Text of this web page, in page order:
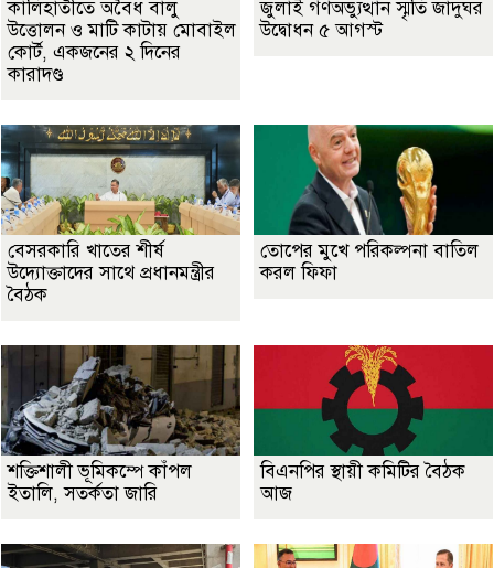
কালিহাতীতে অবৈধ বালু
উত্তোলন ও মাটি কাটায় মোবাইল
কোর্ট, একজনের ২ দিনের
কারাদণ্ড
জুলাই গণঅভ্যুত্থান স্মৃতি জাদুঘর
উদ্বোধন ৫ আগস্ট
বেসরকারি খাতের শীর্ষ
উদ্যোক্তাদের সাথে প্রধানমন্ত্রীর
বৈঠক
তোপের মুখে পরিকল্পনা বাতিল
করল ফিফা
শক্তিশালী ভূমিকম্পে কাঁপল
ইতালি, সতর্কতা জারি
বিএনপির স্থায়ী কমিটির বৈঠক
আজ